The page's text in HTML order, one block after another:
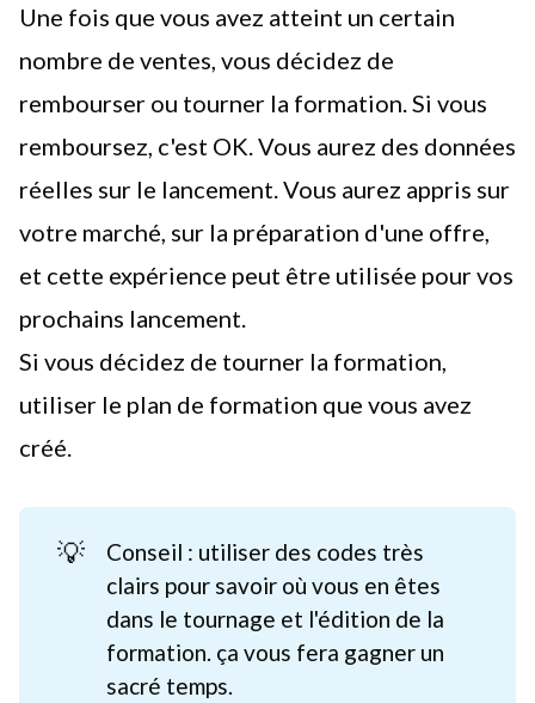
Une fois que vous avez atteint un certain
nombre de ventes, vous décidez de
rembourser ou tourner la formation. Si vous
remboursez, c'est OK. Vous aurez des données
réelles sur le lancement. Vous aurez appris sur
votre marché, sur la préparation d'une offre,
et cette expérience peut être utilisée pour vos
prochains lancement.
Si vous décidez de tourner la formation,
utiliser le plan de formation que vous avez
créé.
💡
Conseil : utiliser des codes très
clairs pour savoir où vous en êtes
dans le tournage et l'édition de la
formation. ça vous fera gagner un
sacré temps.